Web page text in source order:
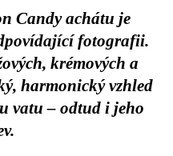
Candy achátu je
fotografii.
krémových a
harmonický vzhled
vatu – odtud i jeho